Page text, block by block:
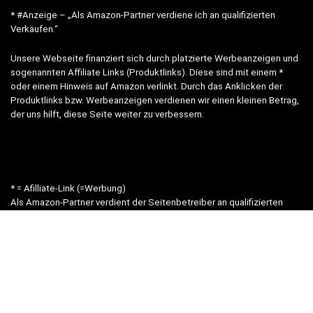
* #Anzeige – „Als Amazon-Partner verdiene ich an qualifizierten
Verkäufen.“
Unsere Webseite finanziert sich durch platzierte Werbeanzeigen und
sogenannten Affiliate Links (Produktlinks). Diese sind mit einem *
oder einem Hinweis auf Amazon verlinkt. Durch das Anklicken der
Produktlinks bzw. Werbeanzeigen verdienen wir einen kleinen Betrag,
der uns hilft, diese Seite weiter zu verbessern.
* = Afilliate-Link (=Werbung)
Als Amazon-Partner verdient der Seitenbetreiber an qualifizierten